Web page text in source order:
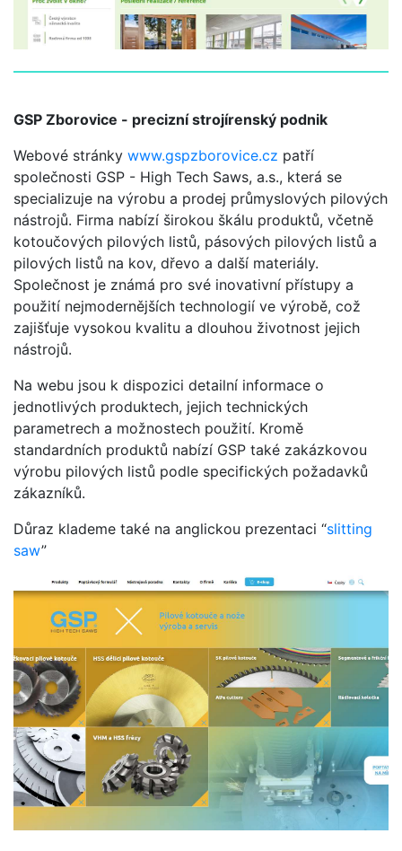
GSP Zborovice - precizní strojírenský podnik
Webové stránky www.gspzborovice.cz patří
společnosti GSP - High Tech Saws, a.s., která se
specializuje na výrobu a prodej průmyslových pilových
nástrojů. Firma nabízí širokou škálu produktů, včetně
kotoučových pilových listů, pásových pilových listů a
pilových listů na kov, dřevo a další materiály.
Společnost je známá pro své inovativní přístupy a
použití nejmodernějších technologií ve výrobě, což
zajišťuje vysokou kvalitu a dlouhou životnost jejich
nástrojů.
Na webu jsou k dispozici detailní informace o
jednotlivých produktech, jejich technických
parametrech a možnostech použití. Kromě
standardních produktů nabízí GSP také zakázkovou
výrobu pilových listů podle specifických požadavků
zákazníků.
Důraz klademe také na anglickou prezentaci “slitting
saw”